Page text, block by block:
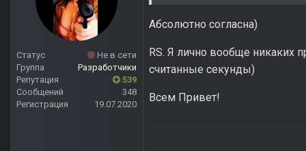
Статус
Не в сети
Группа
Разработчики
Репутация
539
Сообщений
348
Регистрация
19.07.2020
Абсолютно согласна)
RS. Я лично вообще никаких
считанные секунды)
Всем Привет!